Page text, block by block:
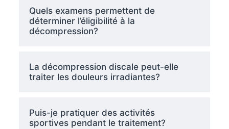
Quels examens permettent de
déterminer l’éligibilité à la
décompression?
La décompression discale peut-elle
traiter les douleurs irradiantes?
Puis-je pratiquer des activités
sportives pendant le traitement?